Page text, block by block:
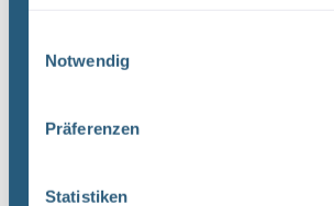
Notwendig
Präferenzen
Statistiken
Funktion/Thema Komponente
NAAN NNNNNNNNNN NNAAANN
Ersteller/Unterschrift: QM
Dateityp: PDF | Dokumentenstand